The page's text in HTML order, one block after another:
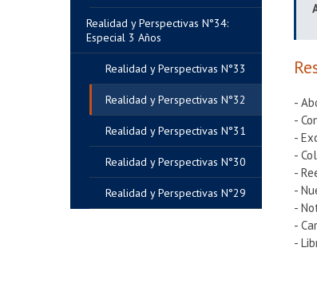
Realidad y Perspectivas N°29
Realidad y Perspectivas N°30
Realidad y Perspectivas N°31
Realidad y Perspectivas N°32
Realidad y Perspectivas N°33
Realidad y Perspectivas N°34:
Especial 3 Años
-
-
-
-
-
-
-
-
-